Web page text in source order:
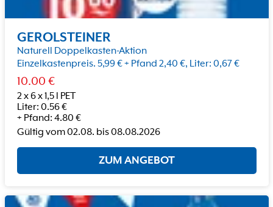
GEROLSTEINER
Naturell Doppelkasten-Aktion
Einzelkastenpreis. 5,99 € + Pfand 2,40 €, Liter: 0,67 €
10.00 €
2 x 6 x 1,5 l PET
Liter: 0.56€
+ Pfand: 4.80 €
Gültig vom02.08. bis08.08.2026
ZUM ANGEBOT